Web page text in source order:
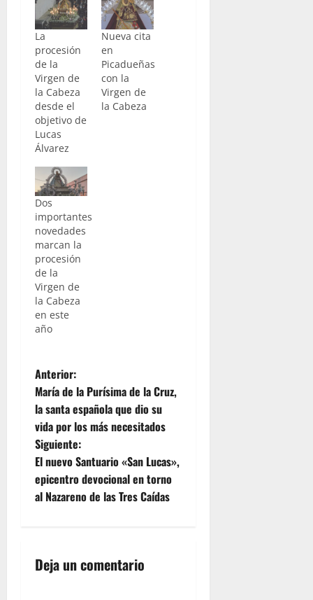
La
procesión
de la
Virgen de
la Cabeza
desde el
objetivo de
Lucas
Álvarez
Nueva cita
en
Picadueñas
con la
Virgen de
la Cabeza
Dos
importantes
novedades
marcan la
procesión
de la
Virgen de
la Cabeza
en este
año
N
a
v
e
g
c
Anterior:
María de la Purísima de la Cruz,
la santa española que dio su
vida por los más necesitados
Siguiente:
El nuevo Santuario «San Lucas»,
epicentro devocional en torno
al Nazareno de las Tres Caídas
Deja un comentario